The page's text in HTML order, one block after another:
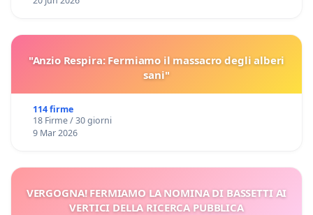
"Anzio Respira: Fermiamo il massacro degli alberi
sani"
114 firme
18 Firme / 30 giorni
9 Mar 2026
VERGOGNA! FERMIAMO LA NOMINA DI BASSETTI AI
VERTICI DELLA RICERCA PUBBLICA